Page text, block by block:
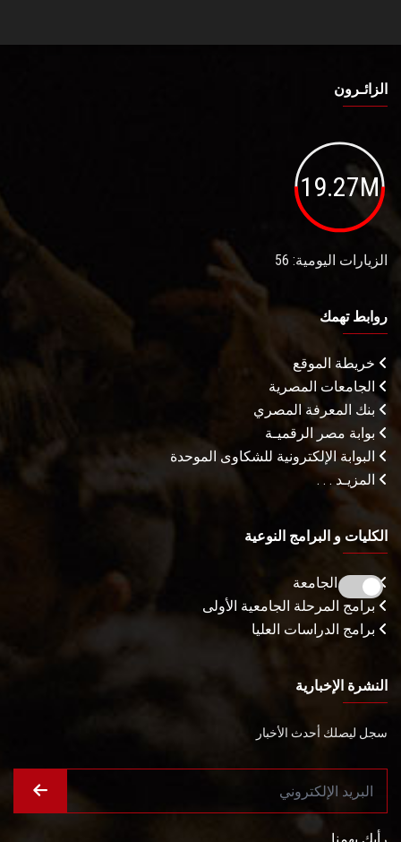
الزائـرون
19.27M
الزيارات اليومية: 56
روابط تهمك
خريطة الموقع
الجامعات المصرية
بنك المعرفة المصري
بوابة مصر الرقميـة
البوابة الإلكترونية للشكاوى الموحدة
المزيـد . . .
الكليات و البرامج النوعية
كليات الجامعة
برامج المرحلة الجامعية الأولى
برامج الدراسات العليا
النشرة الإخبارية
سجل ليصلك أحدث الأخبار